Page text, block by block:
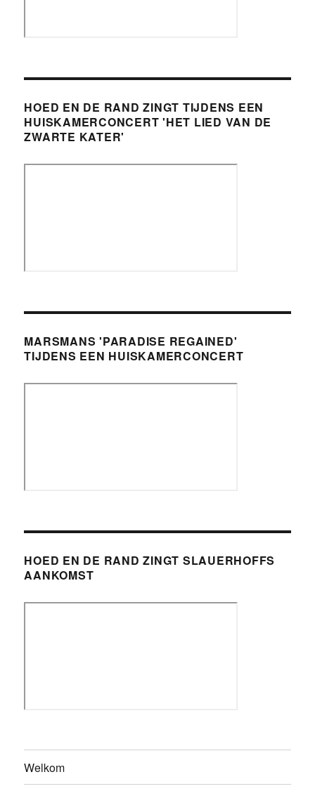
HOED EN DE RAND ZINGT TIJDENS EEN
HUISKAMERCONCERT 'HET LIED VAN DE
ZWARTE KATER'
MARSMANS 'PARADISE REGAINED'
TIJDENS EEN HUISKAMERCONCERT
HOED EN DE RAND ZINGT SLAUERHOFFS
AANKOMST
Welkom